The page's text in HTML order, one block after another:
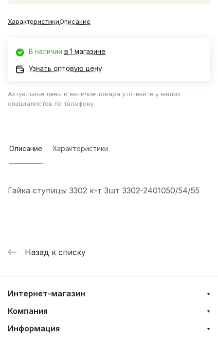
ХарактеристикиОписание
В наличии в 1 магазине
Узнать оптовую цену
Актуальные цены и наличие товара уточняйте у наших
специалистов по телефону.
Описание Характеристики
Гайка ступицы 3302 к-т 3шт 3302-2401050/54/55
Назад к списку
Интернет-магазин
Компания
Информация